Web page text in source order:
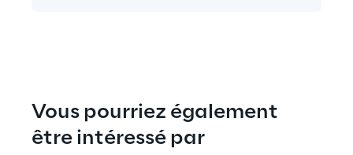
Vous pourriez également
être intéressé par